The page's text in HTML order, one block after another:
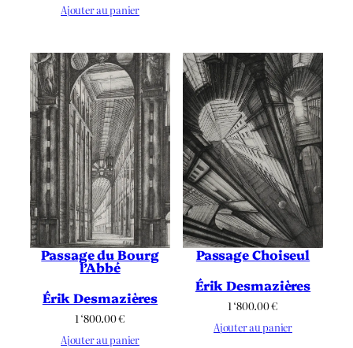
Ajouter au panier
Passage du Bourg
l’Abbé
Érik Desmazières
1 ‘800.00€
Ajouter au panier
Passage Choiseul
Érik Desmazières
1 ‘800.00€
Ajouter au panier